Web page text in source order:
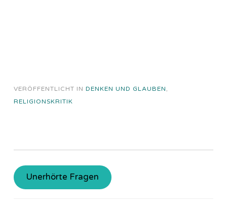
VERÖFFENTLICHT IN DENKEN UND GLAUBEN,
RELIGIONSKRITIK
Unerhörte Fragen